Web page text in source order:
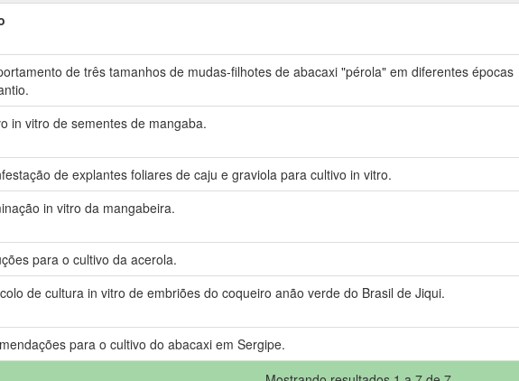
de três tamanhos de mudas-filhotes de abacaxi "pérola" em diferentes épocas
in vitro de sementes de mangaba.
de explantes foliares de caju e graviola para cultivo in vitro.
in vitro da mangabeira.
para o cultivo da acerola.
de cultura in vitro de embriões do coqueiro anão verde do Brasil de Jiqui.
para o cultivo do abacaxi em Sergipe.